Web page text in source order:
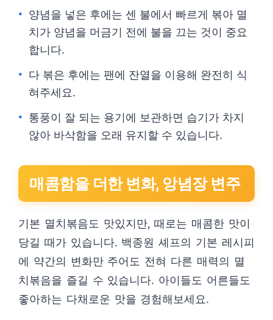
양념을 넣은 후에는 센 불에서 빠르게 볶아 멸
치가 양념을 머금기 전에 불을 끄는 것이 중요
합니다.
다 볶은 후에는 팬에 잔열을 이용해 완전히 식
혀주세요.
통풍이 잘 되는 용기에 보관하면 습기가 차지
않아 바삭함을 오래 유지할 수 있습니다.
매콤함을 더한 변화, 앙념장 변주
기본 멸치볶음도 맛있지만, 때로는 매콤한 맛이
당길 때가 있습니다. 백종원 셰프의 기본 레시피
에 약간의 변화만 주어도 전혀 다른 매력의 멸
치볶음을 즐길 수 있습니다. 아이들도 어른들도
좋아하는 다채로운 맛을 경험해보세요.